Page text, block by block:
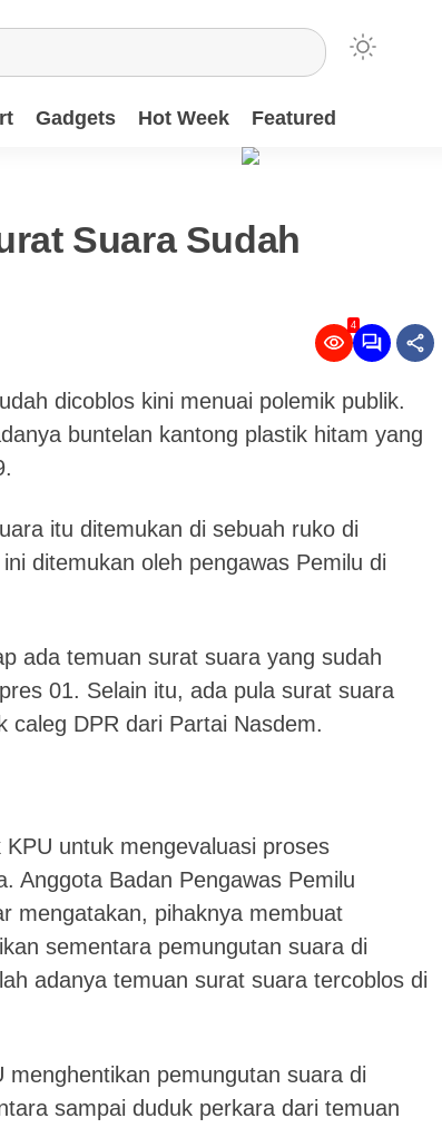
Gadgets Hot Week Featured
Suara Sudah
4
dicoblos kini menuai polemik publik.
buntelan kantong plastik hitam yang
itu ditemukan di sebuah ruko di
ditemukan oleh pengawas Pemilu di
ada temuan surat suara yang sudah
01. Selain itu, ada pula surat suara
caleg DPR dari Partai Nasdem.
untuk mengevaluasi proses
Anggota Badan Pengawas Pemilu
mengatakan, pihaknya membuat
sementara pemungutan suara di
adanya temuan surat suara tercoblos di
menghentikan pemungutan suara di
sampai duduk perkara dari temuan